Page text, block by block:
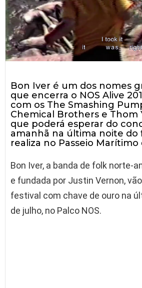
Bon Iver é um dos nomes
que encerra o NOS Alive
com os The Smashing
Chemical Brothers e Thom
que poderá esperar do
amanhã na última noite do
realiza no Passeio Marítimo
Bon Iver, a banda de folk norte-
e fundada por Justin Vernon,
festival com chave de ouro na
de julho, no Palco NOS.